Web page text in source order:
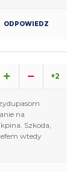
ODPOWIEDZ
+2
na
Szkoda,
wtedy